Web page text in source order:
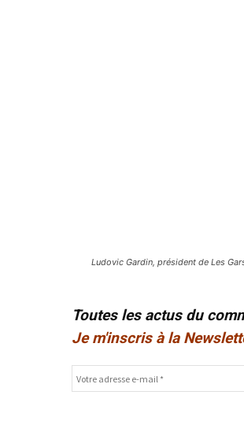
Ludovic Gardin, président de Les
Toutes les actus du
Je m'inscris à la